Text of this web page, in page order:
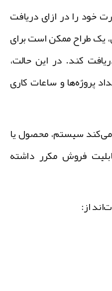
را در ازای دریافت
طراح ممکن است برای
کند. در این حالت،
پروژه‌ها و ساعات کاری
سیستم، محصول یا
فروش مکرر داشته
از: